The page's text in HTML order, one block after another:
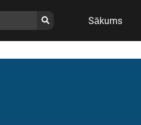
Sākums